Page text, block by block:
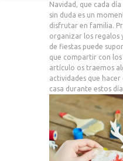
Navidad, que cada
sin duda es un
disfrutar en familia.
organizar los regalos
de fiestas puede
que compartir con
artículo os traemos
actividades que hacer
casa durante estos